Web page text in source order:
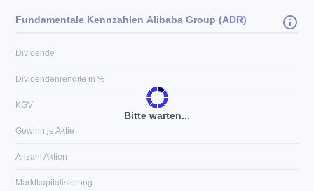
Bitte warten...
Fundamentale Kennzahlen Alibaba Group (ADR)
Dividende
Dividendenrendite in %
KGV
Gewinn je Aktie
Anzahl Aktien
Marktkapitalisierung